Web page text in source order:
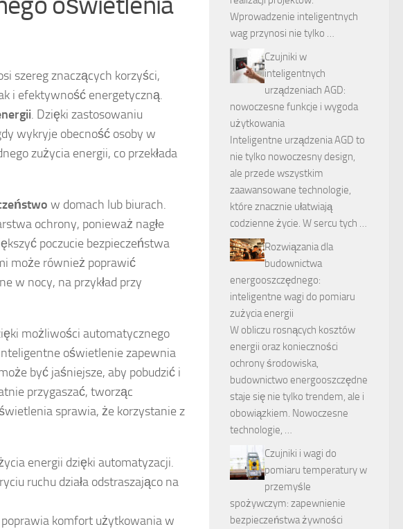
szereg znaczących korzyści,
i efektywność energetyczną.
. Dzięki zastosowaniu
wykryje obecność osoby w
zużycia energii, co przekłada
w domach lub biurach.
ochrony, ponieważ nagłe
poczucie bezpieczeństwa
może również poprawić
w nocy, na przykład przy
możliwości automatycznego
oświetlenie zapewnia
być jaśniejsze, aby pobudzić i
przygaszać, tworząc
sprawia, że korzystanie z
energii dzięki automatyzacji.
ruchu działa odstraszająco na
komfort użytkowania w
Wprowadzenie inteligentnych
wag przynosi nie tylko …
Czujniki w
inteligentnych
urządzeniach AGD:
nowoczesne funkcje i wygoda
użytkowania
Inteligentne urządzenia AGD to
nie tylko nowoczesny design,
ale przede wszystkim
zaawansowane technologie,
które znacznie ułatwiają
codzienne życie. W sercu tych …
Rozwiązania dla
budownictwa
energooszczędnego:
inteligentne wagi do pomiaru
zużycia energii
W obliczu rosnących kosztów
energii oraz konieczności
ochrony środowiska,
budownictwo energooszczędne
staje się nie tylko trendem, ale i
obowiązkiem. Nowoczesne
technologie, …
Czujniki i wagi do
pomiaru temperatury w
przemyśle
spożywczym: zapewnienie
bezpieczeństwa żywności